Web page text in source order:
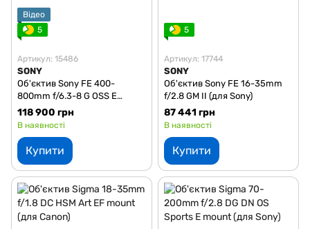
Відео
5
Артикул: 15486
SONY
Об'єктив Sony FE 400-
800mm f/6.3-8 G OSS E
mount (для Sony)
118 900 грн
В наявності
Купити
5
Артикул: 17744
SONY
Об'єктив Sony FE 16-35mm
f/2.8 GM II (для Sony)
87 441 грн
В наявності
Купити